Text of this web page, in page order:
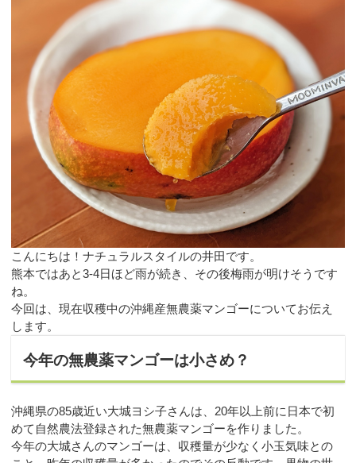
こんにちは！ナチュラルスタイルの井田です。
熊本ではあと3-4日ほど雨が続き、その後梅雨が明けそうです
ね。
今回は、現在収穫中の沖縄産無農薬マンゴーについてお伝え
します。
今年の無農薬マンゴーは小さめ？
沖縄県の85歳近い大城ヨシ子さんは、20年以上前に日本で初
めて自然農法登録された無農薬マンゴーを作りました。
今年の大城さんのマンゴーは、収穫量が少なく小玉気味との